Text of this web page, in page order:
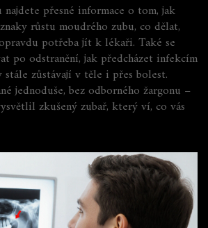
přesné informace o tom, jak
růstu moudrého zubu, co dělat,
potřeba jít k lékaři. Také se
po odstranění, jak předcházet infekcím
zůstávají v těle i přes bolest.
jednoduše, bez odborného žargonu –
zkušený zubař, který ví, co vás